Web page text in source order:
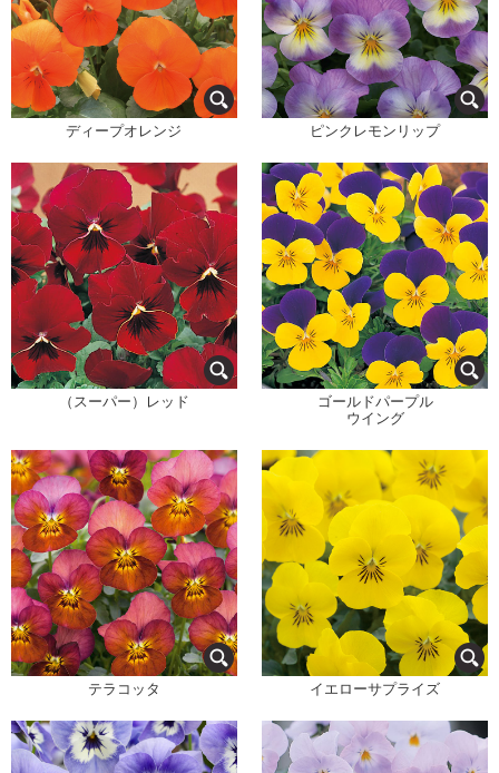
ディープオレンジ ピンクレモンリップ
（スーパー）レッド
ゴールドパープル
ウイング
テラコッタ イエローサプライズ